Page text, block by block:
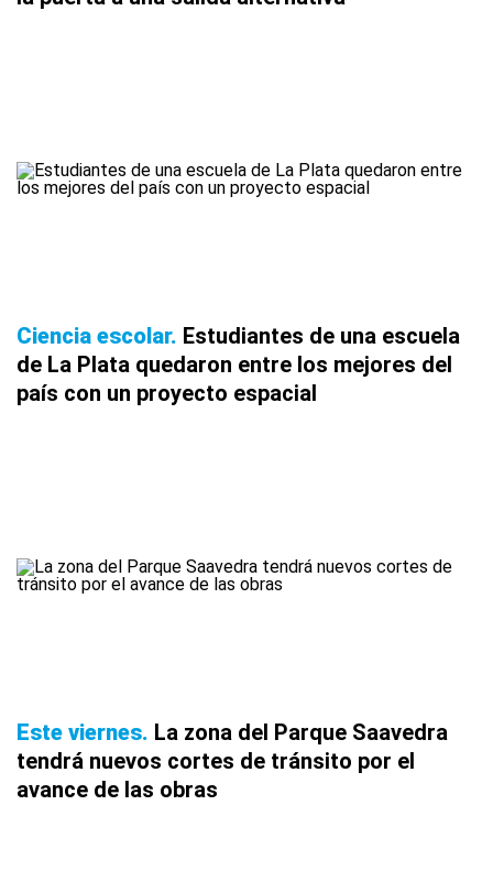
Ciencia escolar Estudiantes de una escuela
de La Plata quedaron entre los mejores del
país con un proyecto espacial
Este viernes La zona del Parque Saavedra
tendrá nuevos cortes de tránsito por el
avance de las obras